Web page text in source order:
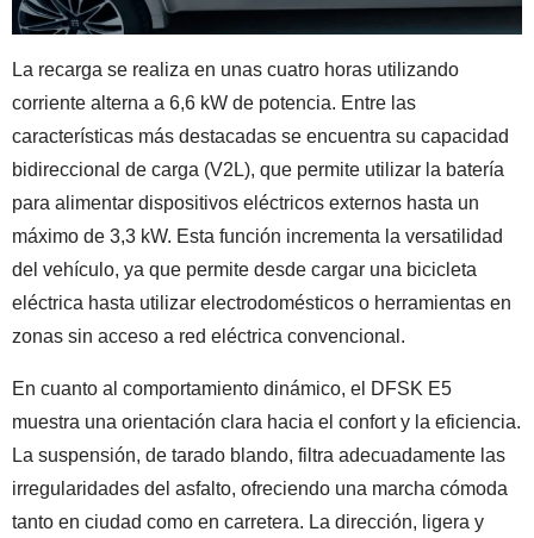
La recarga se realiza en unas cuatro horas utilizando
corriente alterna a 6,6 kW de potencia. Entre las
características más destacadas se encuentra su capacidad
bidireccional de carga (V2L), que permite utilizar la batería
para alimentar dispositivos eléctricos externos hasta un
máximo de 3,3 kW. Esta función incrementa la versatilidad
del vehículo, ya que permite desde cargar una bicicleta
eléctrica hasta utilizar electrodomésticos o herramientas en
zonas sin acceso a red eléctrica convencional.
En cuanto al comportamiento dinámico, el DFSK E5
muestra una orientación clara hacia el confort y la eficiencia.
La suspensión, de tarado blando, filtra adecuadamente las
irregularidades del asfalto, ofreciendo una marcha cómoda
tanto en ciudad como en carretera. La dirección, ligera y